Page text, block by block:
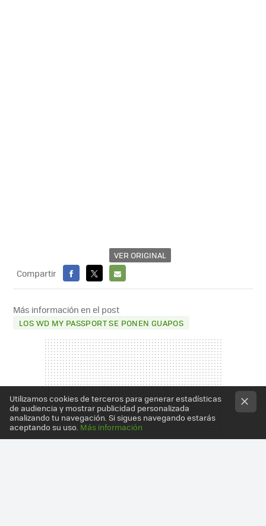
VER ORIGINAL
Compartir
FACEBOOK
X
E-
MAIL
Más información en el post
LOS WD MY PASSPORT SE PONEN GUAPOS
Utilizamos cookies de terceros para generar estadísticas
de audiencia y mostrar publicidad personalizada
analizando tu navegación. Si sigues navegando estarás
aceptando su uso. Más información